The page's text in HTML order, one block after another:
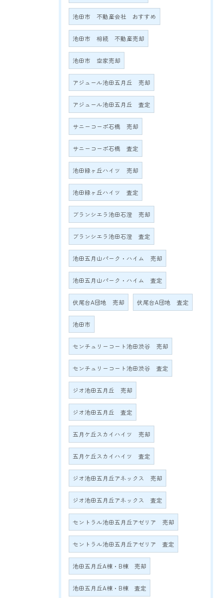
池田市 不動産会社 おすすめ
池田市 相続 不動産売却
池田市 空家売却
アジュール池田五月丘 売却
アジュール池田五月丘 査定
サニーコーポ石橋 売却
サニーコーポ石橋 査定
池田緑ヶ丘ハイツ 売却
池田緑ヶ丘ハイツ 査定
ブランシエラ池田石澄 売却
ブランシエラ池田石澄 査定
池田五月山パーク・ハイム 売却
池田五月山パーク・ハイム 査定
伏尾台A団地 売却 伏尾台A団地 査定
池田市
センチュリーコート池田渋谷 売却
センチュリーコート池田渋谷 査定
ジオ池田五月丘 売却
ジオ池田五月丘 査定
五月ケ丘スカイハイツ 売却
五月ケ丘スカイハイツ 査定
ジオ池田五月丘アネックス 売却
ジオ池田五月丘アネックス 査定
セントラル池田五月丘アゼリア 売却
セントラル池田五月丘アゼリア 査定
池田五月丘A棟・B棟 売却
池田五月丘A棟・B棟 査定